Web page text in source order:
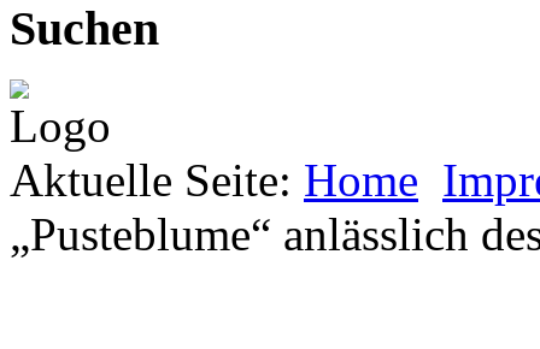
Suchen
Aktuelle Seite: Home
„Pusteblume“ anlässlich